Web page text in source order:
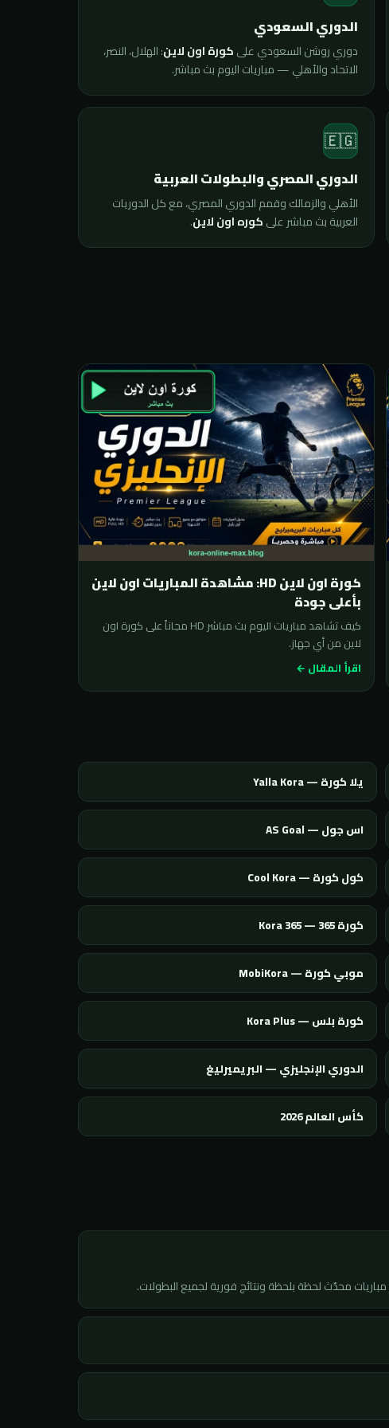
الدوري السعودي
دوري روشن السعودي علىكورة اون لاين: الهلال، النصر،
الاتحاد والأهلي — مباريات اليوم بث مباشر.
🇪🇬
الدوري المصري والبطولات العربية
الأهلي والزمالك وقمم الدوري المصري، مع كل الدوريات
العربية بث مباشر علىكوره اون لاين.
كورة اون لاين HD: مشاهدة المباريات اون لاين
بأعلى جودة
كيف تشاهد مباريات اليوم بث مباشر HD مجاناً على كورة اون
لاين من أي جهاز.
اقرأ المقال ←
يلا كورة — Yalla Kora
اس جول — AS Goal
كول كورة — Cool Kora
كورة 365 — Kora 365
موبي كورة — MobiKora
كورة بلس — Kora Plus
الدوري الإنجليزي — البريميرليغ
كأس العالم 2026